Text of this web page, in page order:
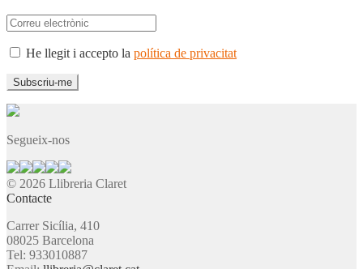
He llegit i accepto la política de privacitat
Segueix-nos
© 2026 Llibreria Claret
Contacte
Carrer Sicília, 410
08025 Barcelona
Tel: 933010887